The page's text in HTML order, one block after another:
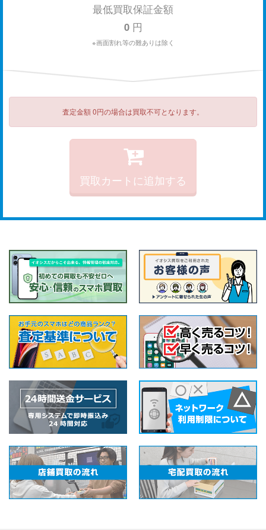
最低買取保証金額
0円
※画面割れ等の難ありは除く
査定金額 0円の場合は買取不可となります。
買取カートに追加する